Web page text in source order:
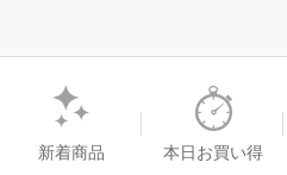
ショッピングのショップチャンネル
新着商品 本日お買い得